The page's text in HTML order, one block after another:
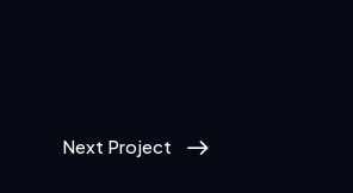
Next Project